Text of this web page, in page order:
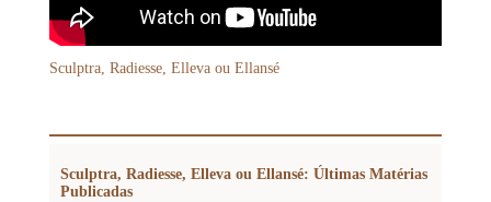
Sculptra, Radiesse, Elleva ou Ellansé
Sculptra, Radiesse, Elleva ou Ellansé: Últimas Matérias
Publicadas